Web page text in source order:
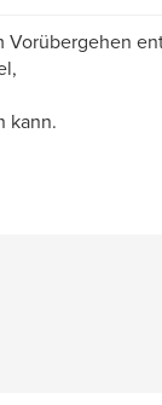
Vorübergehen
kann.